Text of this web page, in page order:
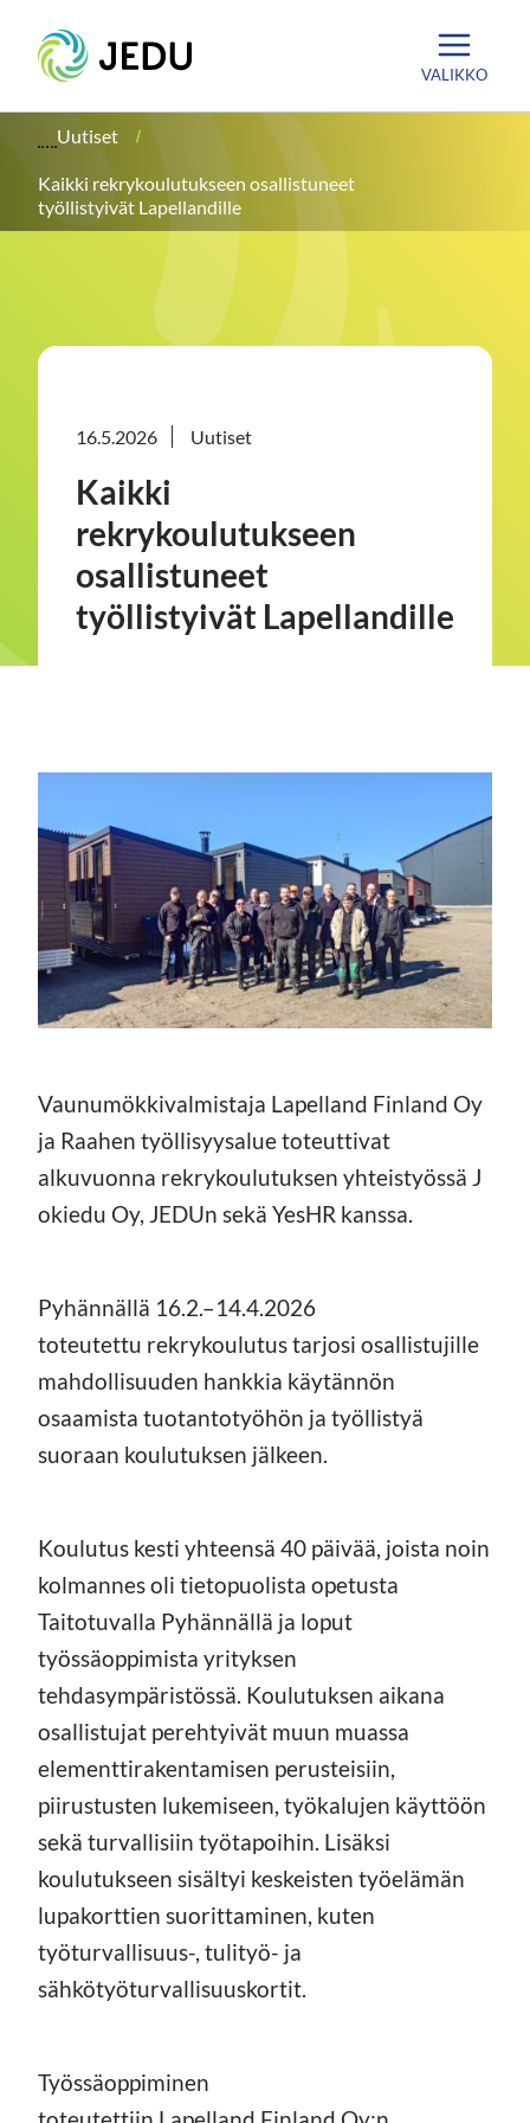
sisältöön
Etusivu
VALIKKO
Uutiset
Kaikki rekrykoulutukseen osallistuneet
työllistyivät Lapellandille
16.5.2026 Uutiset
Kaikki
rekrykoulutukseen
osallistuneet
työllistyivät Lapellandille
Vaunumökkivalmistaja Lapelland Finland Oy
ja Raahen työllisyysalue toteuttivat
alkuvuonna rekrykoulutuksen yhteistyössä J
okiedu Oy, JEDUn sekä YesHR kanssa.
Pyhännällä 16.2.–14.4.2026
toteutettu rekrykoulutus tarjosi osallistujille
mahdollisuuden hankkia käytännön
osaamista tuotantotyöhön ja työllistyä
suoraan koulutuksen jälkeen.
Koulutus kesti yhteensä 40 päivää, joista noin
kolmannes oli tietopuolista opetusta
Taitotuvalla Pyhännällä ja loput
työssäoppimista yrityksen
tehdasympäristössä. Koulutuksen aikana
osallistujat perehtyivät muun muassa
elementtirakentamisen perusteisiin,
piirustusten lukemiseen, työkalujen käyttöön
sekä turvallisiin työtapoihin. Lisäksi
koulutukseen sisältyi keskeisten työelämän
lupakorttien suorittaminen, kuten
työturvallisuus-, tulityö- ja
sähkötyöturvallisuuskortit.
Työssäoppiminen